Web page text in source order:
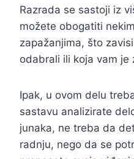
Razrada se sastoji iz
možete obogatiti
zapažanjima, što
odabrali ili koja vam je
Ipak, u ovom delu
sastavu analizirate
junaka, ne treba da
radnju, nego da se